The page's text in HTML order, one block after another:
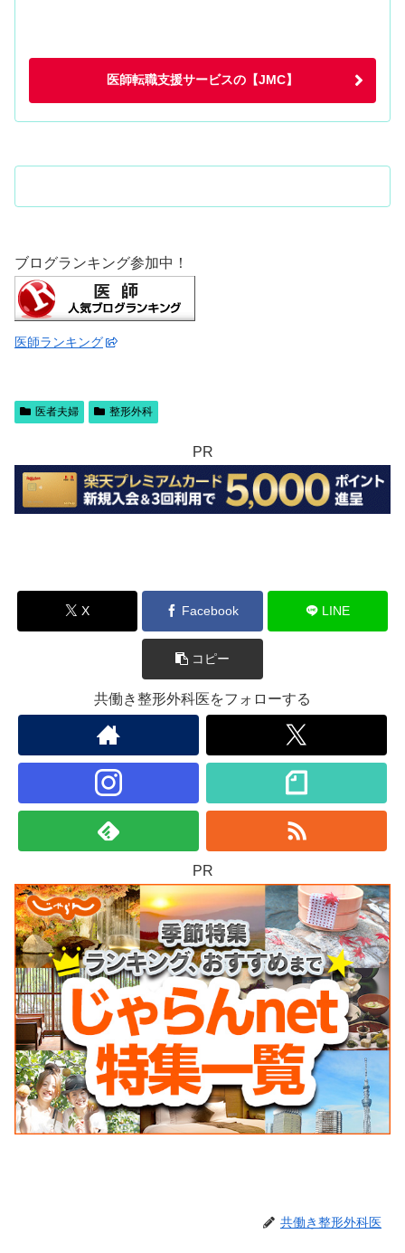
医師転職支援サービスの【JMC】
ブログランキング参加中！
医師ランキング
医者夫婦 整形外科
PR
X Facebook LINE
コピー
共働き整形外科医をフォローする
PR
共働き整形外科医